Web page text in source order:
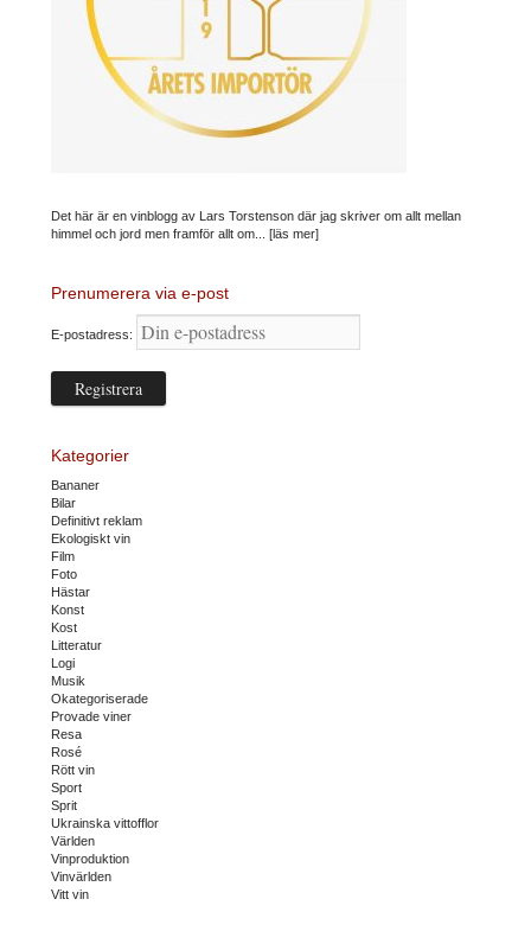
Det här är en vinblogg av Lars Torstenson där jag skriver om allt mellan
himmel och jord men framför allt om... [läs mer]
Prenumerera via e-post
E-postadress:
Kategorier
Bananer
Bilar
Definitivt reklam
Ekologiskt vin
Film
Foto
Hästar
Konst
Kost
Litteratur
Logi
Musik
Okategoriserade
Provade viner
Resa
Rosé
Rött vin
Sport
Sprit
Ukrainska vittofflor
Världen
Vinproduktion
Vinvärlden
Vitt vin